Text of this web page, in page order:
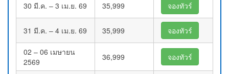
30 มี.ค. – 3 เม.ย. 69 35,999 จองทัวร์
31 มี.ค. – 4 เม.ย. 69 35,999 จองทัวร์
02 – 06 เมษายน
2569
36,999 จองทัวร์